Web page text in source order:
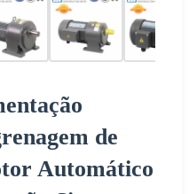
de
Automático